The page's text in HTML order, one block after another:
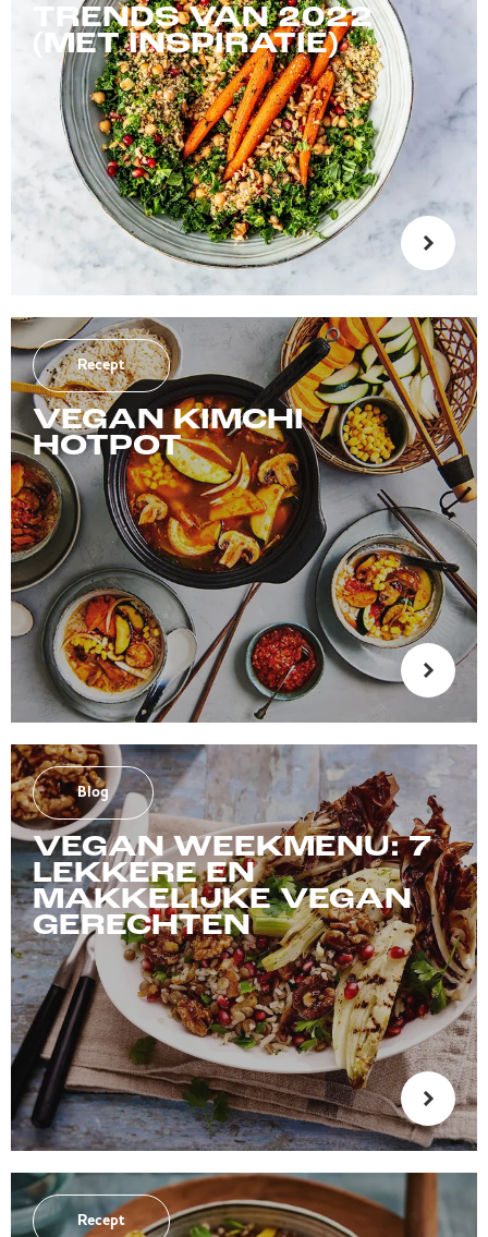
TRENDS VAN 2022
(MET INSPIRATIE)
Recept
VEGAN KIMCHI
HOTPOT
Blog
VEGAN WEEKMENU: 7
LEKKERE EN
MAKKELIJKE VEGAN
GERECHTEN
Recept